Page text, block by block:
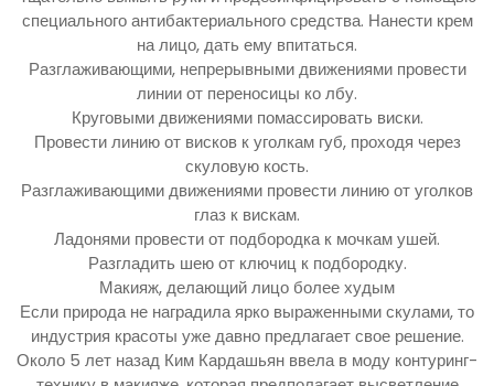
специального антибактериального средства. Нанести крем
на лицо, дать ему впитаться.
Разглаживающими, непрерывными движениями провести
линии от переносицы ко лбу.
Круговыми движениями помассировать виски.
Провести линию от висков к уголкам губ, проходя через
скуловую кость.
Разглаживающими движениями провести линию от уголков
глаз к вискам.
Ладонями провести от подбородка к мочкам ушей.
Разгладить шею от ключиц к подбородку.
Макияж, делающий лицо более худым
Если природа не наградила ярко выраженными скулами, то
индустрия красоты уже давно предлагает свое решение.
Около 5 лет назад Ким Кардашьян ввела в моду контуринг-